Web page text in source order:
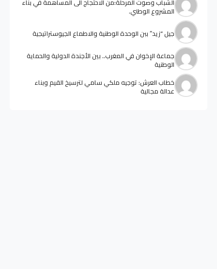
الشباب وصوت المرحلة:من الاحتجاج الى المساهمة في بناء
المشروع الوطني.
جيل “زيد” ببن الوحدة الوطنية والاطماع الجيوستراتيجية
جماعة الإخوان في المغرب.. بين الأجندة الدولية والحماية
الوطنية
خطاب العرش: توجيه ملكي سامي لترسيخ القيم وبناء
عدالة مجالية